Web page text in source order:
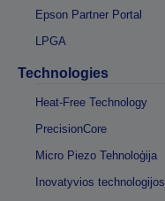
Epson Partner Portal
LPGA
Technologies
Heat-Free Technology
PrecisionCore
Micro Piezo Tehnoloģija
Inovatyvios technologijos